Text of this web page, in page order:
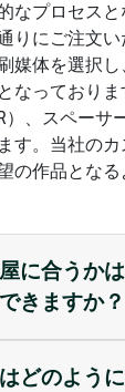
なプロセス
りにご注文
媒体を選択
なっており
）、スペーサ
す。当社の
の作品となる
に合うか
きますか？
どのよう